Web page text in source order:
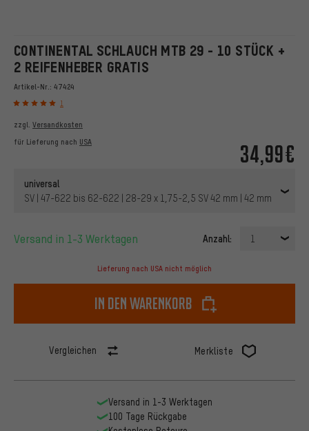
CONTINENTAL SCHLAUCH MTB 29 - 10 STÜCK +
2 REIFENHEBER GRATIS
Artikel-Nr.: 47424
1
34,99€
zzgl. Versandkosten
für Lieferung nach USA
universal
SV | 47-622 bis 62-622 | 28-29 x 1,75-2,5 SV 42 mm | 42 mm
Versand in 1-3 Werktagen Anzahl: 1
Lieferung nach USA nicht möglich
In den Warenkorb
Vergleichen Merkliste
Versand in 1-3 Werktagen
100 Tage Rückgabe